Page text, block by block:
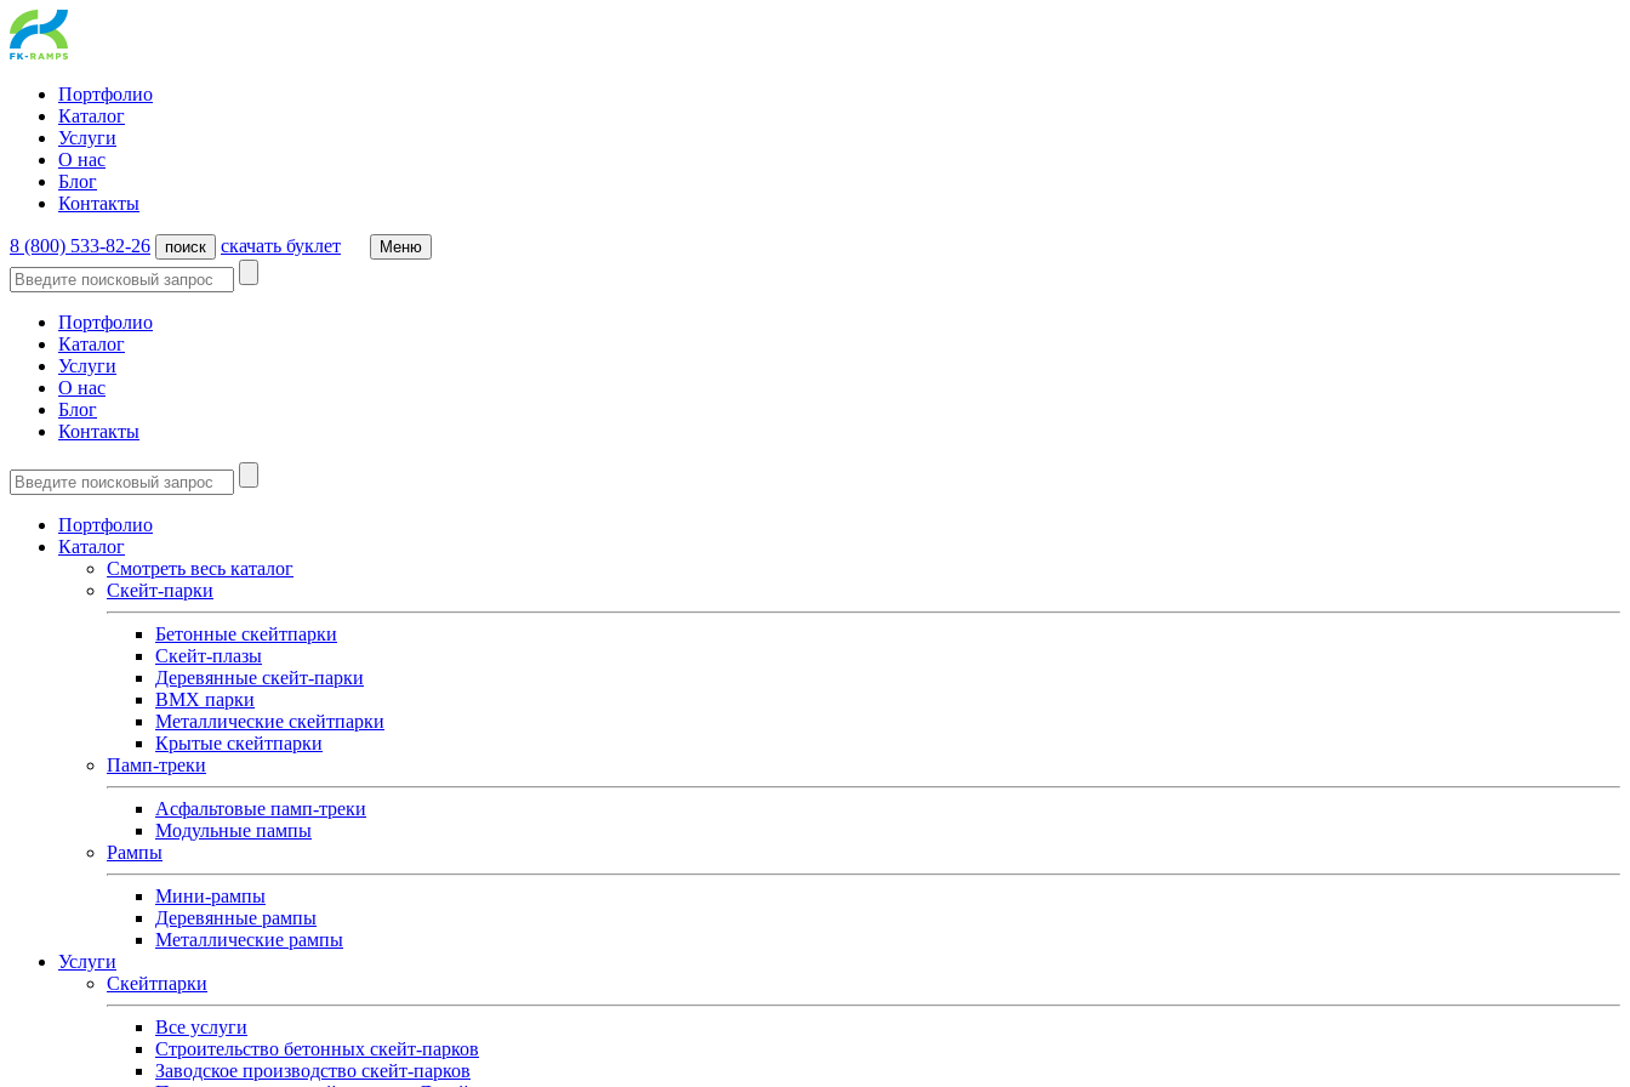
Портфолио
Каталог
Услуги
О нас
Блог
Контакты
8 (800) 533-82-26 поиск cкачать буклет Меню
Портфолио
Каталог
Услуги
О нас
Блог
Контакты
Портфолио
Каталог
Смотреть весь каталог
Скейт-парки
Бетонные скейтпарки
Скейт‑плазы
Деревянные скейт‑парки
BMX парки
Металлические скейтпарки
Крытые скейтпарки
Памп-треки
Асфальтовые памп‑треки
Модульные пампы
Рампы
Мини-рампы
Деревянные рампы
Металлические рампы
Услуги
Скейтпарки
Все услуги
Строительство бетонных скейт-парков
Заводское производство скейт-парков